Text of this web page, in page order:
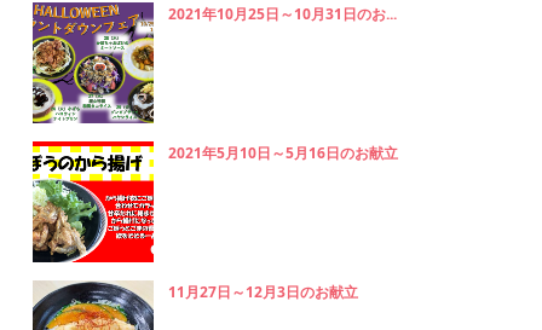
2021年10月25日～10月31日のお...
2021年5月10日～5月16日のお献立
11月27日～12月3日のお献立